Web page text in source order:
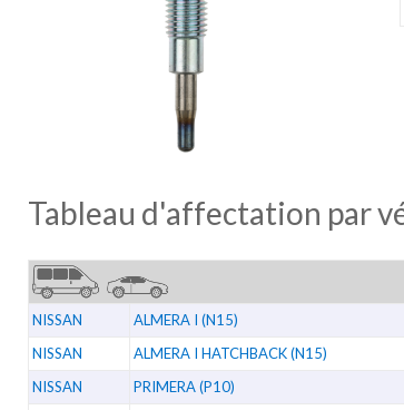
Tableau d'affectation par
NISSAN ALMERA I (N15)
NISSAN ALMERA I HATCHBACK (N15)
NISSAN PRIMERA (P10)